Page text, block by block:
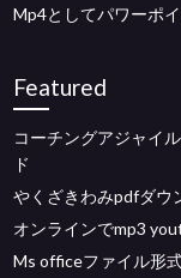
Mp4としてパワーポ
Featured
コーチングアジャイ
ド
やくざきわみpdfダウ
オンラインでmp3
Ms officeファイル形